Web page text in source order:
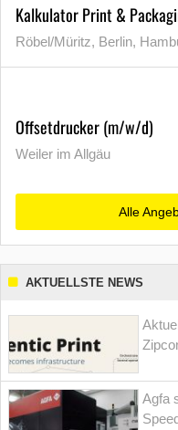
Kalkulator Print &
Röbel/Müritz, Berlin,
Offsetdrucker (m/w/d)
Weiler im Allgäu
Alle
AKTUELLSTE NEWS
Agfa